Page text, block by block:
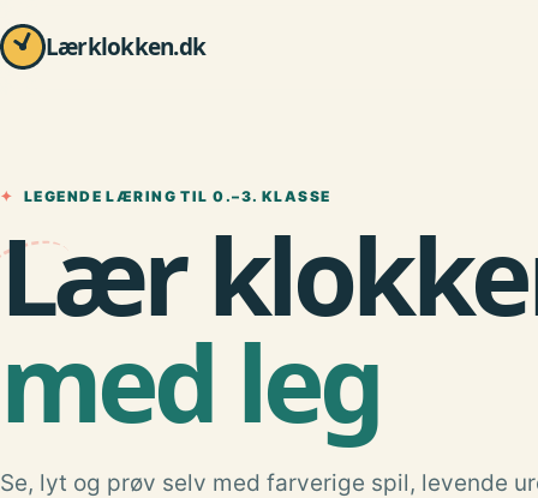
Lærklokken.dk
✦ LEGENDE LÆRING TIL 0.–3. KLASSE
Lær
med leg
Se, lyt og prøv selv med farverige spil, levende